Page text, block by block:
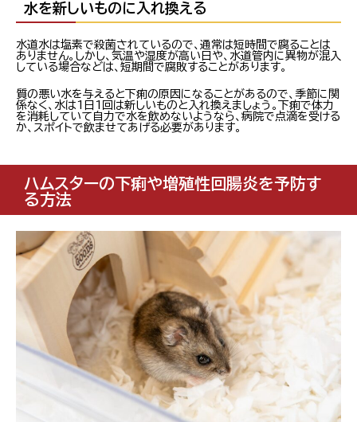
水を新しいものに入れ換える
水道水は塩素で殺菌されているので、通常は短時間で腐ることは
ありません。しかし、気温や湿度が高い日や、水道管内に異物が混入
している場合などは、短期間で腐敗することがあります。
質の悪い水を与えると下痢の原因になることがあるので、季節に関
係なく、水は1日1回は新しいものと入れ換えましょう。下痢で体力
を消耗していて自力で水を飲めないようなら、病院で点滴を受ける
か、スポイトで飲ませてあげる必要があります。
ハムスターの下痢や増殖性回腸炎を予防す
る方法